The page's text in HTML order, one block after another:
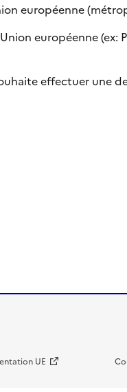
européenne
européenne
effectuer une
UE